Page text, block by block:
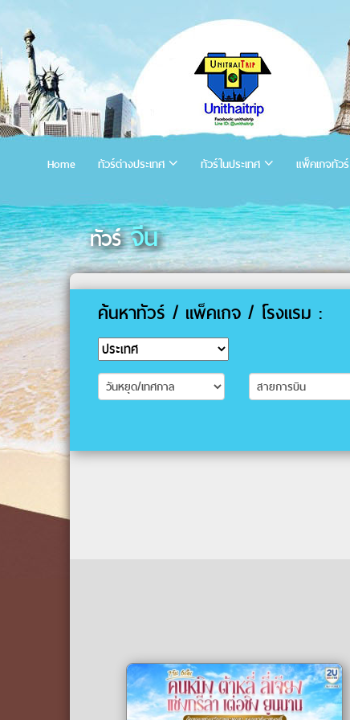
Home ทัวร์ต่างประเทศ ทัวร์ในประเทศ แพ็คเกจทัวร์
ทัวร์ จีน
ค้นหาทัวร์ / แพ็คเกจ / โรงแรม :